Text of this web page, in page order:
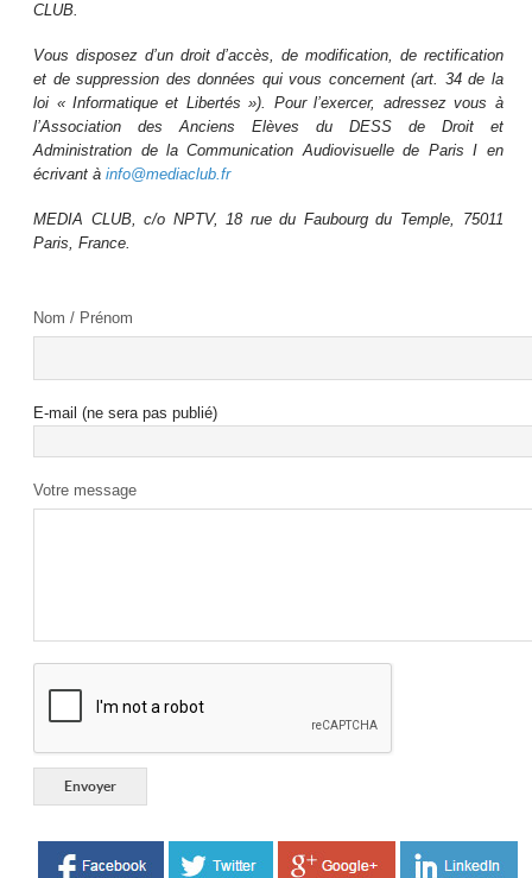
CLUB.
Vous disposez d’un droit d’accès, de modification, de rectification
et de suppression des données qui vous concernent (art. 34 de la
loi « Informatique et Libertés »). Pour l’exercer, adressez vous à
l’Association des Anciens Elèves du DESS de Droit et
Administration de la Communication Audiovisuelle de Paris I en
écrivant àinfo@mediaclub.fr
MEDIA CLUB, c/o NPTV, 18 rue du Faubourg du Temple, 75011
Paris, France.
Nom / Prénom
E-mail (ne sera pas publié)
Votre message